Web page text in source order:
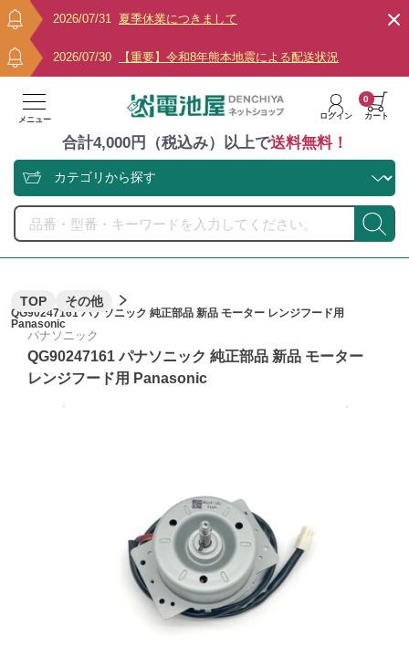
2026/07/31 夏季休業につきまして
2026/07/30 【重要】令和8年熊本地震による配送状況
メニュー ログイン カート
0
合計4,000円（税込み）以上で送料無料！
TOP その他
QG90247161 パナソニック 純正部品 新品 モーター レンジフード用
Panasonic
パナソニック
QG90247161 パナソニック 純正部品 新品 モーター
レンジフード用 Panasonic